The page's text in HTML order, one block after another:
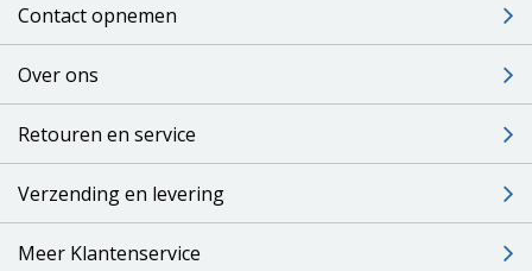
Contact opnemen
Over ons
Retouren en service
Verzending en levering
Meer Klantenservice